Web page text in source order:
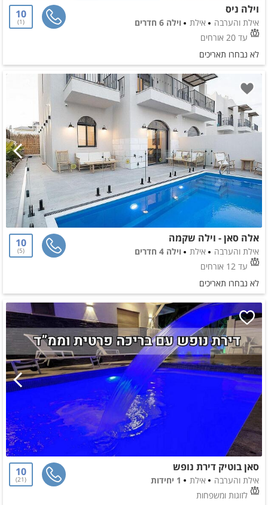
וילה ניס
אילת והערבה אילת
וילה 6 חדרים
עד 20 אורחים
10
1
לא נבחרו תאריכים
אלה סאן - וילה שקמה
אילת והערבה אילת
וילה 4 חדרים
עד 12 אורחים
10
5
לא נבחרו תאריכים
סאן בוטיק דירת נופש
אילת והערבה אילת
1 יחידות
לזוגות ומשפחות
10
21